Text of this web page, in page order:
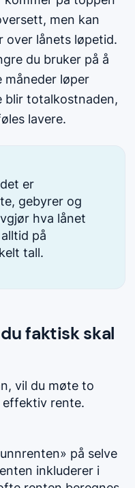
men kan
over lånets løpetid.
du bruker på å
måneder løper
blir totalkostnaden,
lavere.
er
gebyrer og
hva lånet
på
tall.
faktisk skal
vil du møte to
effektiv rente.
på selve
inkluderer i